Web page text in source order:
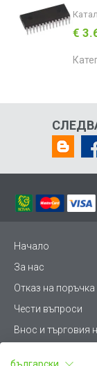
€
Начало
За нас
Отказ на поръчка
Чести въпроси
Внос и търговия
български